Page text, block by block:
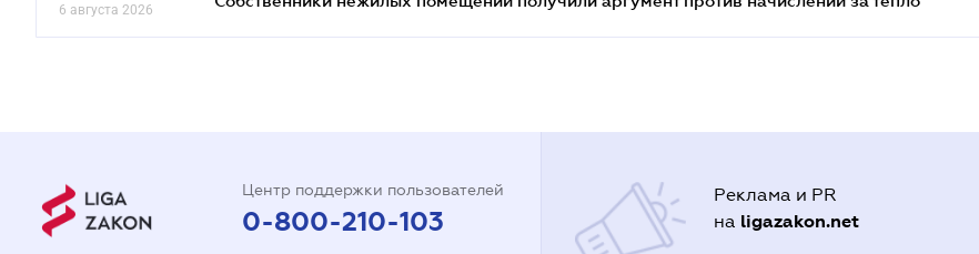
6 августа 2026
Центр поддержки пользователей
0-800-210-103
Реклама и PR
на ligazakon.net